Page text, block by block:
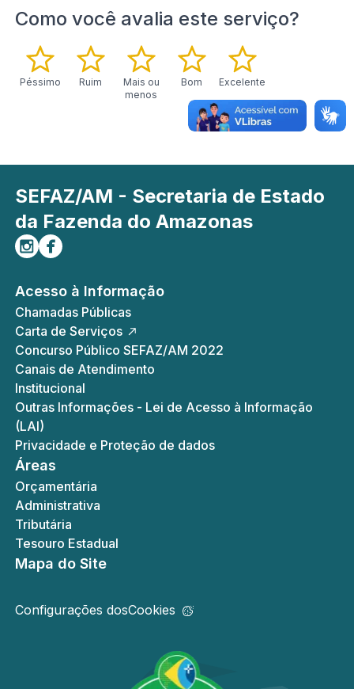
Como você avalia este serviço?
Péssimo Ruim
Mais ou
menos
Bom Excelente
SEFAZ/AM - Secretaria de Estado
da Fazenda do Amazonas
Siga-nos no Instagram
Curta-nos no Facebook
Acesso à Informação
Chamadas Públicas
Carta de Serviços
Concurso Público SEFAZ/AM 2022
Canais de Atendimento
Institucional
Outras Informações - Lei de Acesso à Informação
(LAI)
Privacidade e Proteção de dados
Áreas
Orçamentária
Administrativa
Tributária
Tesouro Estadual
Mapa do Site
Configurações dosCookies